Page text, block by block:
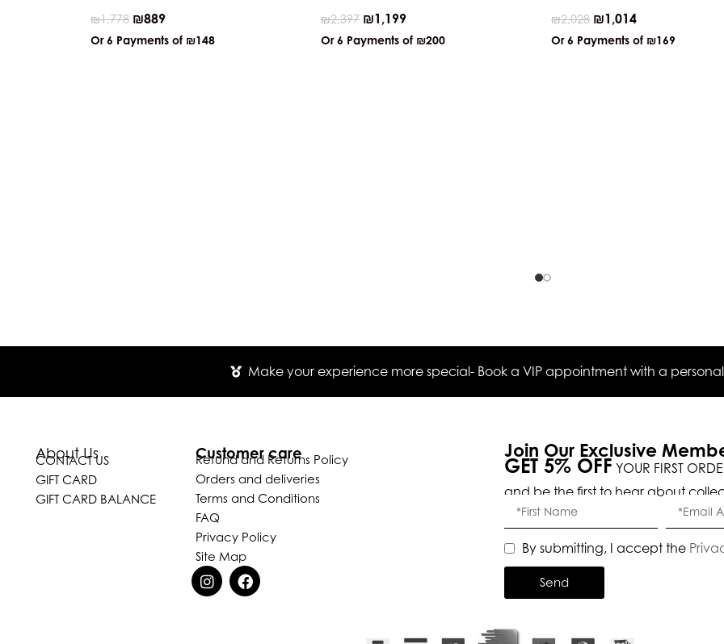
₪1,778 ₪889
Or 6 Payments of ₪148
₪2,397 ₪1,199
Or 6 Payments of ₪200
₪2,028 ₪1,014
Or 6 Payments of ₪169
Make your experience more special- Book a VIP appointment with a personal
About Us
CONTACT US
GIFT CARD
GIFT CARD BALANCE
Customer care
Refund and Returns Policy
Orders and deliveries
Terms and Conditions
FAQ
Privacy Policy
Site Map
Join Our Exclusive
GET 5% OFF YOUR FIRST
and be the first to hear about
By submitting, I accept the
Send